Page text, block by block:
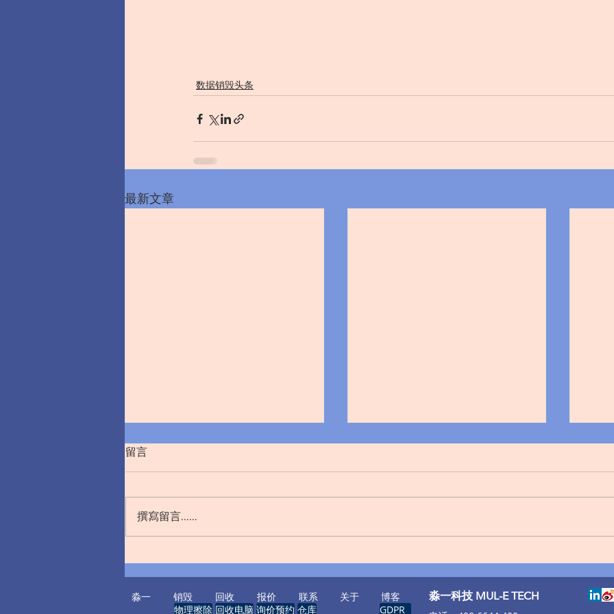
数据销毁头条
最新文章
技术将迎来颠覆性变革
指南》 | 全文
略
留言
撰寫留言......
淼一 销毁 回收 报价 联系 关于 博客
物理擦除 回收电脑 询价预约 仓库 GDPR
​淼一科技 MUL-E TECH